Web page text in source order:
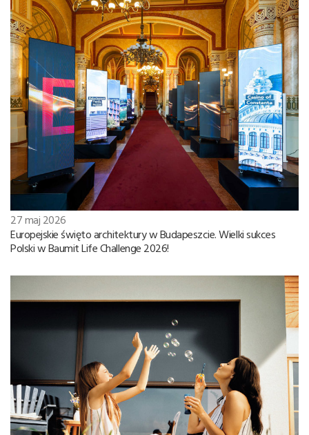
27 maj 2026
Europejskie święto architektury w Budapeszcie. Wielki sukces
Polski w Baumit Life Challenge 2026!